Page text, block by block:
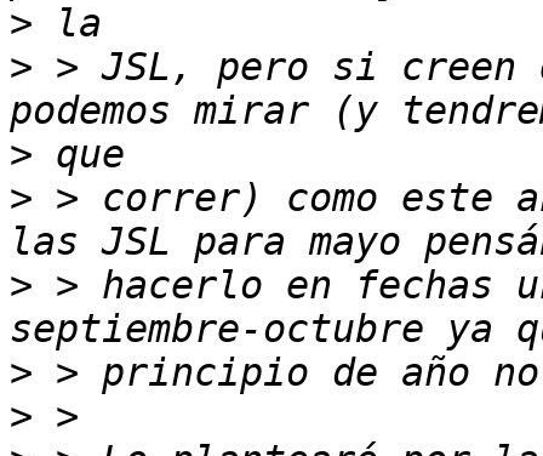
>
> > JSL, pero si creen
>
> > correr) como este
> > hacerlo en fechas
>
>